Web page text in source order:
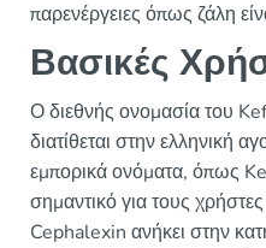
παρενέργειες όπως ζάλη
Βασικές
Ο διεθνής ονομασία του
διατίθεται στην ελληνική
εμπορικά ονόματα, όπως
σημαντικό για τους
Cephalexin ανήκει στην